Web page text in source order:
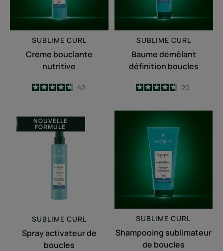
SUBLIME CURL
Crème bouclante
nutritive
4.7
/5
42
SUBLIME CURL
Baume démêlant
définition boucles
4.7
/
5
20
Spray
activateur
de
boucles
NOUVELLE
FORMULE
SUBLIME CURL
Spray activateur de
boucles
sublimateur
de
boucles
SUBLIME CURL
Shampooing sublimateur
de boucles